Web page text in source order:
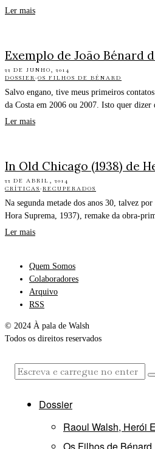
Ler mais
Exemplo de João Bénard
22 DE JUNHO, 2014
DOSSIER·OS FILHOS DE BÉNARD
Salvo engano, tive meus primeiros
da Costa em 2006 ou 2007. Isto quer dizer
Ler mais
In Old Chicago (1938) de
22 DE ABRIL, 2014
CRÍTICAS·RECUPERADOS
Na segunda metade dos anos 30, talvez
Hora Suprema, 1937), remake da obra-
Ler mais
Quem Somos
Colaboradores
Arquivo
RSS
© 2024 À pala de Walsh
Todos os direitos reservados
Dossier
Raoul Walsh, Herói
Os Filhos de Bénard